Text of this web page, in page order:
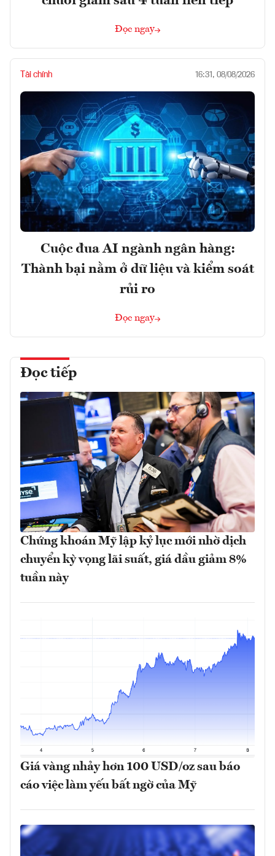
Đọc ngay
Tài chính 16:31, 08/08/2026
Cuộc đua AI ngành ngân hàng:
Thành bại nằm ở dữ liệu và kiểm soát
rủi ro
Đọc ngay
Đọc tiếp
Chứng khoán Mỹ lập kỷ lục mới nhờ dịch
chuyển kỳ vọng lãi suất, giá dầu giảm 8%
tuần này
Giá vàng nhảy hơn 100 USD/oz sau báo
cáo việc làm yếu bất ngờ của Mỹ